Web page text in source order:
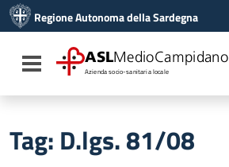
Vai al menu di navigazione
Vai al footer
Regione Autonoma della Sardegna
Toggle navigation
ASLMedioCampidano
Azienda socio-sanitaria locale
Tag: D.lgs. 81/08